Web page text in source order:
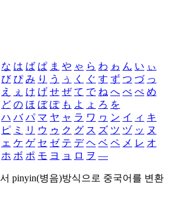
な は ば ぱ ま や ゃ ら わ ゎ ん い ぃ
び ぴ み り う ぅ く ぐ す ず つ づ っ
え ぇ け げ せ ぜ て で ね へ べ ぺ め
ど の ほ ぼ ぽ も よ ょ ろ を
ハ バ パ マ ヤ ャ ラ ワ ヮ ン イ ィ キ
ピ ミ リ ウ ゥ ク グ ス ズ ツ ヅ ッ ヌ
ェ ケ ゲ セ ゼ テ デ ヘ ベ ペ メ レ オ
ホ ボ ポ モ ヨ ョ ロ ヲ ―
pinyin(병음)방식으로 중국어를 변환